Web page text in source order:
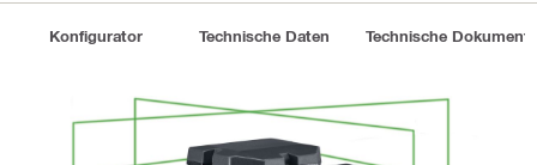
Konfigurator Technische Daten Technische Dokumente